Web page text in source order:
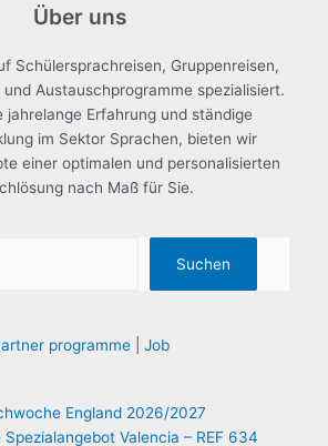
Über uns
Schülersprachreisen, Gruppenreisen,
Austauschprogramme spezialisiert.
jahrelange Erfahrung und ständige
im Sektor Sprachen, bieten wir
einer optimalen und personalisierten
nach Maß für Sie.
Suchen
programme| Job
England 2026/2027
Valencia – REF 634